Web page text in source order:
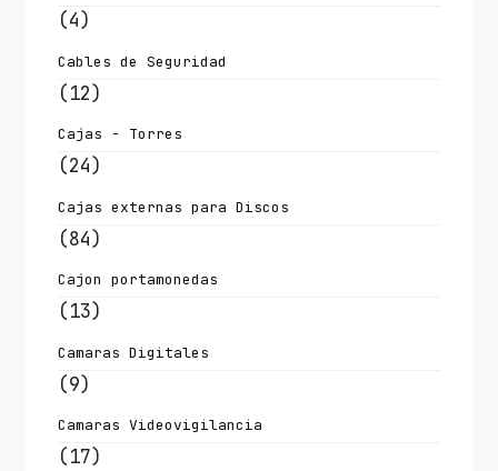
(4)
Cables de Seguridad
(12)
Cajas - Torres
(24)
Cajas externas para Discos
(84)
Cajon portamonedas
(13)
Camaras Digitales
(9)
Camaras Videovigilancia
(17)